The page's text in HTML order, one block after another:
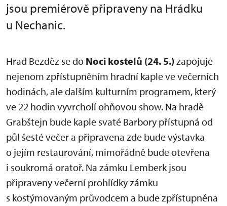
jsou premiérově připraveny na Hrádku
u Nechanic.
Hrad Bezděz se do Noci kostelů (24. 5.) zapojuje
nejenom zpřístupněním hradní kaple ve večerních
hodinách, ale dalším kulturním programem, který
ve 22 hodin vyvrcholí ohňovou show. Na hradě
Grabštejn bude kaple svaté Barbory přístupná od
půl šesté večer a připravena zde bude výstavka
o jejím restaurování, mimořádně bude otevřena
i soukromá oratoř. Na zámku Lemberk jsou
připraveny večerní prohlídky zámku
s kostýmovaným průvodcem a bude zpřístupněna